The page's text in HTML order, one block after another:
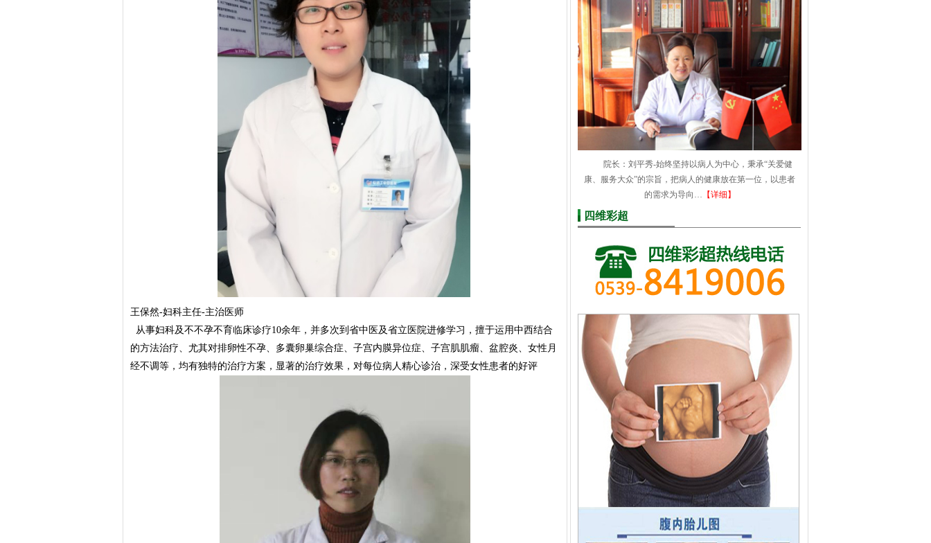
王保然-妇科主任-主治医师
从事妇科及不不孕不育临床诊疗10余年，并多次到省中医及省立医院进修学习，擅于运用中西结合
的方法治疗、尤其对排卵性不孕、多囊卵巢综合症、子宫内膜异位症、子宫肌肌瘤、盆腔炎、女性月
经不调等，均有独特的治疗方案，显著的治疗效果，对每位病人精心诊治，深受女性患者的好评
院长：刘平秀-始终坚持以病人为中心，秉承“关爱健
康、服务大众”的宗旨，把病人的健康放在第一位，以患者
的需求为导向… 【详细】
四维彩超